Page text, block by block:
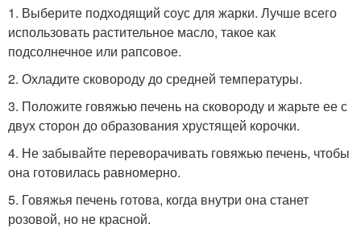
1. Выберите подходящий соус для жарки. Лучше всего
использовать растительное масло, такое как
подсолнечное или рапсовое.
2. Охладите сковороду до средней температуры.
3. Положите говяжью печень на сковороду и жарьте ее с
двух сторон до образования хрустящей корочки.
4. Не забывайте переворачивать говяжью печень, чтобы
она готовилась равномерно.
5. Говяжья печень готова, когда внутри она станет
розовой, но не красной.